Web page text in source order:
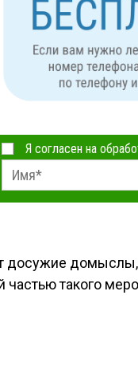
Я согласен на
досужие
частью такого